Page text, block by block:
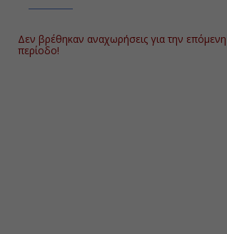
Δεν βρέθηκαν αναχωρήσεις για την επόμενη
περίοδο!